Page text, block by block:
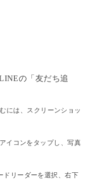
の「友だち追
は、スクリーンショッ
イコンをタップし、写真
リーダーを選択、右下